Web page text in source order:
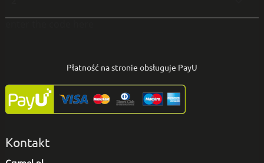
Płatność na stronie obsługuje PayU
Kontakt